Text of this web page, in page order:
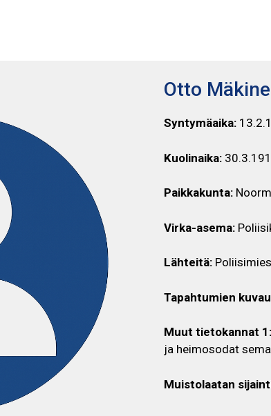
Otto
Syntymäaika:
Kuolinaika:
Paikkakunta:
Virka-asema:
Lähteitä:
Tapahtumien
Muut tietokannat 1:
ja heimosodat
Muistolaatan